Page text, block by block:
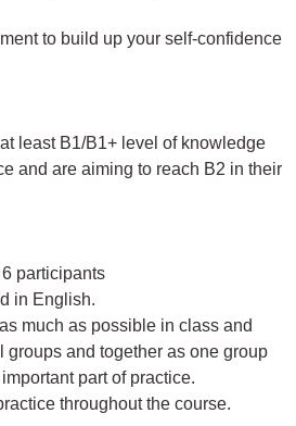
to build up your self-confidence
least B1/B1+ level of knowledge
and are aiming to reach B2 in their
participants
in English.
much as possible in class and
and together as one group
part of practice.
throughout the course.